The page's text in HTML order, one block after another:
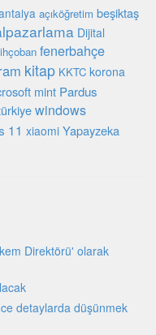
açıköğretim beşiktaş
Dijital
fenerbahçe
kitap KKTC korona
mint Pardus
windows
11 xiaomi Yapayzeka
Direktörü' olarak
detaylarda düşünmek